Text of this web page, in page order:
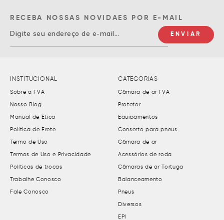
RECEBA NOSSAS NOVIDAES POR E-MAIL
INSTITUCIONAL
Sobre a FVA
Nosso Blog
Manual de Ética
Política de Frete
Termo de Uso
Termos de Uso e Privacidade
Políticas de trocas
Trabalhe Conosco
Fale Conosco
CATEGORIAS
Câmara de ar FVA
Protetor
Equipamentos
Conserto para pneus
Câmara de ar
Acessórios de roda
Câmaras de ar Tortuga
Balanceamento
Pneus
Diversos
EPI